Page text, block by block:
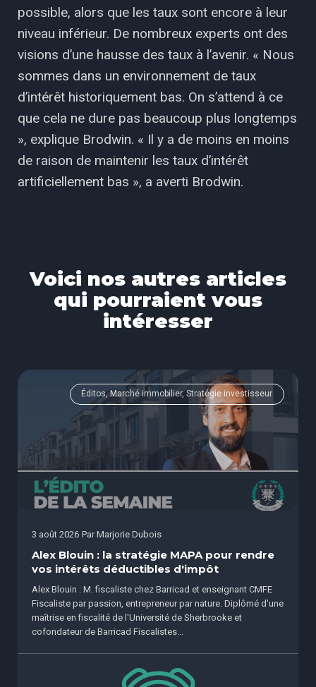
possible, alors que les taux sont encore à leur
niveau inférieur. De nombreux experts ont des
visions d’une hausse des taux à l’avenir. « Nous
sommes dans un environnement de taux
d’intérêt historiquement bas. On s’attend à ce
que cela ne dure pas beaucoup plus longtemps
», explique Brodwin. « Il y a de moins en moins
de raison de maintenir les taux d’intérêt
artificiellement bas », a averti Brodwin.
Voici nos autres articles
qui pourraient vous
intéresser
Éditos, Marché immobilier, Stratégie investisseur
3 août 2026 Par Marjorie Dubois
Alex Blouin : la stratégie MAPA pour rendre
vos intérêts déductibles d'impôt
Alex Blouin : M. fiscaliste chez Barricad et enseignant CMFE
Fiscaliste par passion, entrepreneur par nature. Diplômé d'une
maîtrise en fiscalité de l'Université de Sherbrooke et
cofondateur de Barricad Fiscalistes...